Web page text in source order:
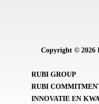
Copyright © 2026
RUBI GROUP
RUBI
INNOVATIE EN